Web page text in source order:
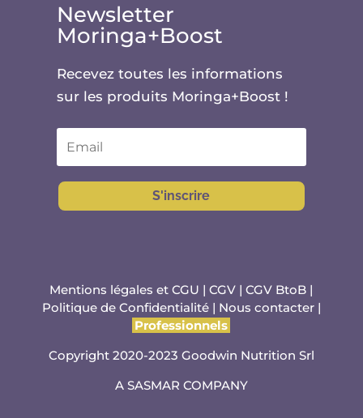
Newsletter
Moringa+Boost
Recevez toutes les informations
sur les produits Moringa+Boost !
S'inscrire
Mentions légales et CGU |CGV |CGV BtoB |
Politique de Confidentialité| Nous contacter |
Professionnels
Copyright 2020-2023 Goodwin Nutrition Srl
A SASMAR COMPANY